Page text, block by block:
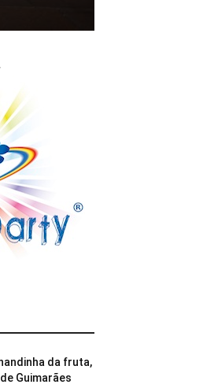
da fruta,
Guimarães